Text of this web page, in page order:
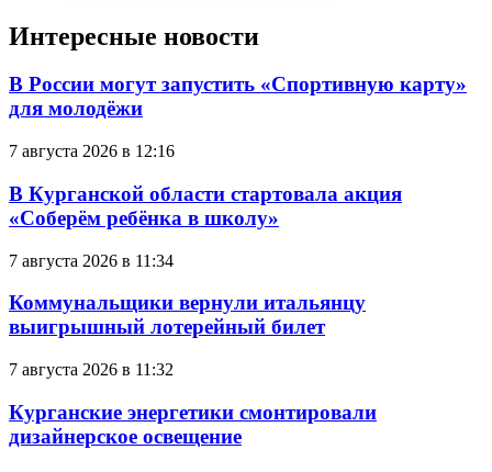
Интересные новости
В России могут запустить «Спортивную карту»
для молодёжи
7 августа 2026 в 12:16
В Курганской области стартовала акция
«Соберём ребёнка в школу»
7 августа 2026 в 11:34
Коммунальщики вернули итальянцу
выигрышный лотерейный билет
7 августа 2026 в 11:32
Курганские энергетики смонтировали
дизайнерское освещение